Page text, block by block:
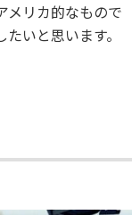
メリカ的なもので
いと思います。